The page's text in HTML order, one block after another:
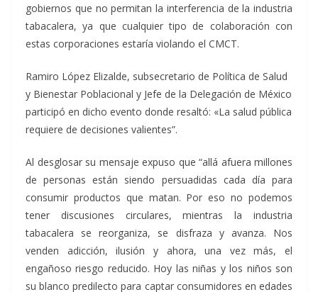
gobiernos que no permitan la interferencia de la industria
tabacalera, ya que cualquier tipo de colaboración con
estas corporaciones estaría violando el CMCT.
Ramiro López Elizalde, subsecretario de Política de Salud
y Bienestar Poblacional y Jefe de la Delegación de México
participó en dicho evento donde resaltó: «La salud pública
requiere de decisiones valientes”.
Al desglosar su mensaje expuso que “allá afuera millones
de personas están siendo persuadidas cada día para
consumir productos que matan. Por eso no podemos
tener discusiones circulares, mientras la industria
tabacalera se reorganiza, se disfraza y avanza. Nos
venden adicción, ilusión y ahora, una vez más, el
engañoso riesgo reducido. Hoy las niñas y los niños son
su blanco predilecto para captar consumidores en edades